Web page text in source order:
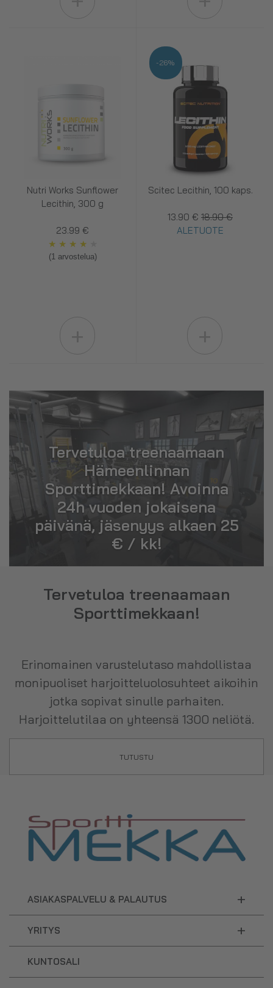
Nutri Works Sunflower
Lecithin, 300 g
23.99 €
★ ★ ★ ★
(1 arvostelua)
Scitec Lecithin, 100 kaps.
13.90 € 18.90 €
ALETUOTE
-26%
Tervetuloa treenaamaan
Hämeenlinnan
Sporttimekkaan! Avoinna
24h vuoden jokaisena
päivänä, jäsenyys alkaen 25
€ / kk!
Tervetuloa treenaamaan
Sporttimekkaan!
Erinomainen varustelutaso mahdollistaa
monipuoliset harjoitteluolosuhteet aikoihin
jotka sopivat sinulle parhaiten.
Harjoittelutilaa on yhteensä 1300 neliötä.
TUTUSTU
ASIAKASPALVELU & PALAUTUS +
YRITYS +
KUNTOSALI